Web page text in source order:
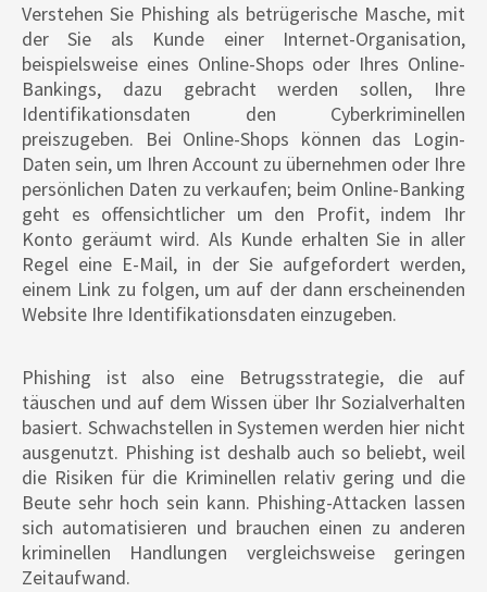
Verstehen Sie Phishing als betrügerische Masche, mit
der Sie als Kunde einer Internet-Organisation,
beispielsweise eines Online-Shops oder Ihres Online-
Bankings, dazu gebracht werden sollen, Ihre
Identifikationsdaten den Cyberkriminellen
preiszugeben. Bei Online-Shops können das Login-
Daten sein, um Ihren Account zu übernehmen oder Ihre
persönlichen Daten zu verkaufen; beim Online-Banking
geht es offensichtlicher um den Profit, indem Ihr
Konto geräumt wird. Als Kunde erhalten Sie in aller
Regel eine E-Mail, in der Sie aufgefordert werden,
einem Link zu folgen, um auf der dann erscheinenden
Website Ihre Identifikationsdaten einzugeben.
Phishing ist also eine Betrugsstrategie, die auf
täuschen und auf dem Wissen über Ihr Sozialverhalten
basiert. Schwachstellen in Systemen werden hier nicht
ausgenutzt. Phishing ist deshalb auch so beliebt, weil
die Risiken für die Kriminellen relativ gering und die
Beute sehr hoch sein kann. Phishing-Attacken lassen
sich automatisieren und brauchen einen zu anderen
kriminellen Handlungen vergleichsweise geringen
Zeitaufwand.